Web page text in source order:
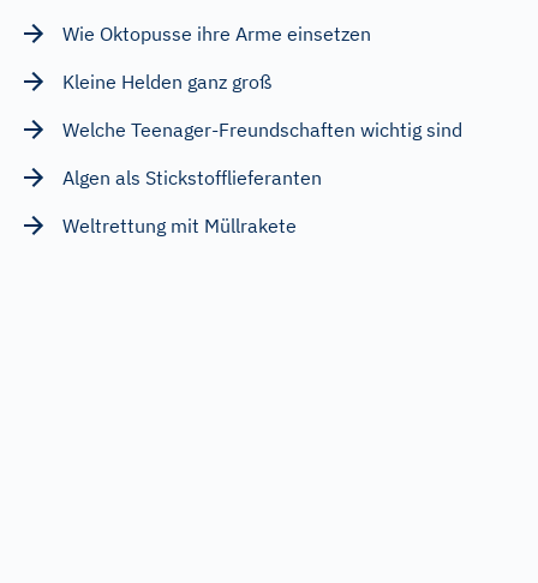
Wie Oktopusse ihre Arme einsetzen
Kleine Helden ganz groß
Welche Teenager-Freundschaften wichtig sind
Algen als Stickstofflieferanten
Weltrettung mit Müllrakete